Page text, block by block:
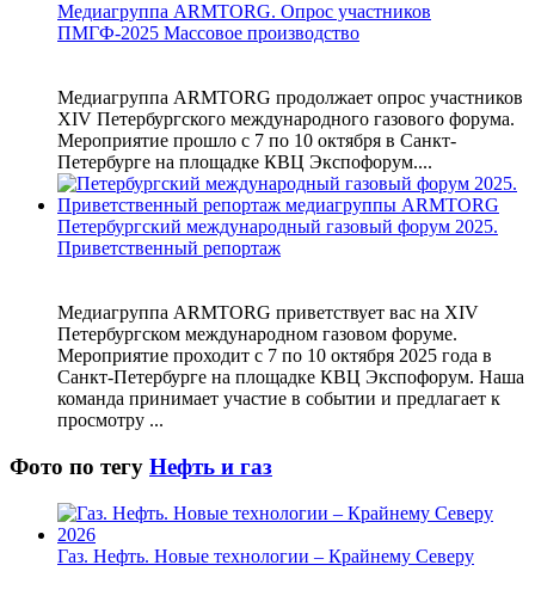
Медиагруппа ARMTORG. Опрос участников
ПМГФ-2025 Массовое производство
Медиагруппа ARMTORG продолжает опрос участников
XIV Петербургского международного газового форума.
Мероприятие прошло с 7 по 10 октября в Санкт-
Петербурге на площадке КВЦ Экспофорум....
Петербургский международный газовый форум 2025.
Приветственный репортаж
Медиагруппа ARMTORG приветствует вас на XIV
Петербургском международном газовом форуме.
Мероприятие проходит с 7 по 10 октября 2025 года в
Санкт-Петербурге на площадке КВЦ Экспофорум. Наша
команда принимает участие в событии и предлагает к
просмотру ...
Фото по тегу Нефть и газ
Газ. Нефть. Новые технологии – Крайнему Северу